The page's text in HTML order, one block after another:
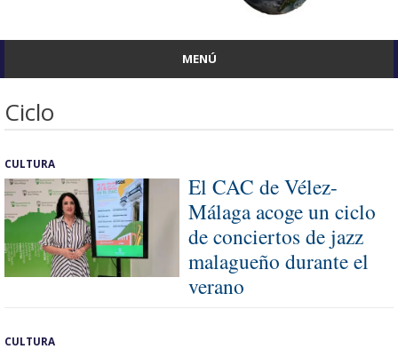
MENÚ
Ciclo
CULTURA
El CAC de Vélez-
Málaga acoge un ciclo
de conciertos de jazz
malagueño durante el
verano
CULTURA